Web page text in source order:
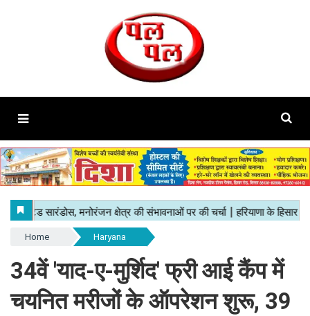
Home Haryana
34वें 'याद-ए-मुर्शिद' फ्री आई कैंप में
चयनित मरीजों के ऑपरेशन शुरू, 39